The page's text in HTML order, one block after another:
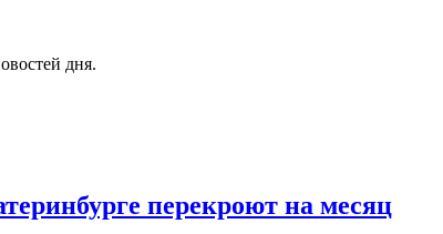
дня.
перекроют на месяц